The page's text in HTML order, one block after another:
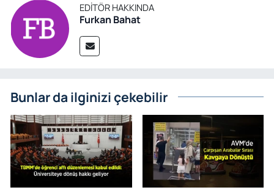
EDITÖR HAKKINDA
Furkan Bahat
Bunlar da ilginizi çekebilir